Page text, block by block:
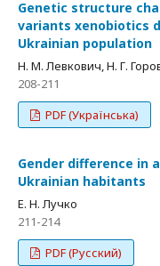
Genetic structure
variants xenobiotics
Ukrainian population
Н. М. Левкович, Н. Г.
208-211
PDF (Українська)
Gender difference in
Ukrainian habitants
Е. Н. Лучко
211-214
PDF (Русский)